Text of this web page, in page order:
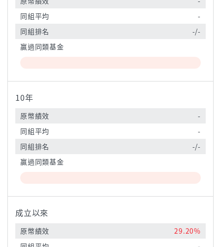
同組平均
-
同組排名
-/-
贏過同類基金
10年
原幣績效
-
同組平均
-
同組排名
-/-
贏過同類基金
成立以來
原幣績效
29.20%